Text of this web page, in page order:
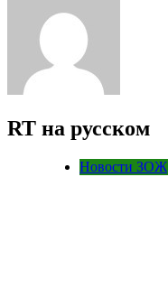
RT на русском
Новости ЗОЖ